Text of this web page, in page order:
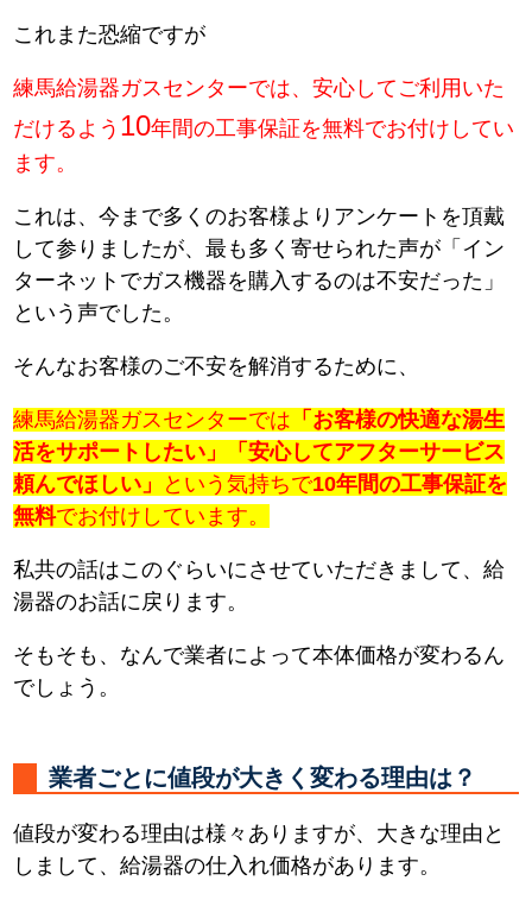
これまた恐縮ですが
練馬給湯器ガスセンターでは、安心してご利用いた
だけるよう 10年間の工事保証を無料でお付けしてい
ます。
これは、今まで多くのお客様よりアンケートを頂戴
して参りましたが、最も多く寄せられた声が「イン
ターネットでガス機器を購入するのは不安だった」
という声でした。
そんなお客様のご不安を解消するために、
練馬給湯器ガスセンターでは 「お客様の快適な湯生
活をサポートしたい」「安心してアフターサービス
頼んでほしい」
という気持ちで10年間の工事保証を
無料でお付けしています。
私共の話はこのぐらいにさせていただきまして、給
湯器のお話に戻ります。
そもそも、なんで業者によって本体価格が変わるん
でしょう。
業者ごとに値段が大きく変わる理由は？
値段が変わる理由は様々ありますが、大きな理由と
しまして、給湯器の仕入れ価格があります。